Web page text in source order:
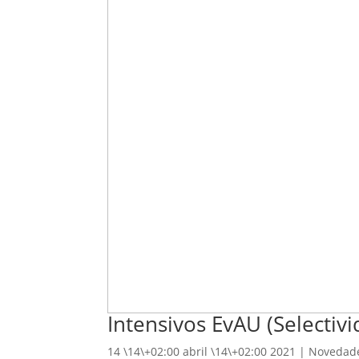
Intensivos EvAU
14 \14\+02:00 abril \14\+02:00 2021 |